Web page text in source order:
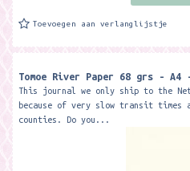
Toevoegen aan verlanglijstje
Tomoe River Paper 68 grs -
This journal we only ship to the
because of very slow transit times
counties. Do you...